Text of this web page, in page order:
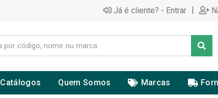
Já é cliente? - Entrar |
Catálogos Quem Somos Marcas